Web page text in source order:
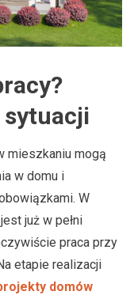
sytuacji
mieszkaniu mogą
w domu i
W
już w pełni
praca przy
etapie realizacji
domów